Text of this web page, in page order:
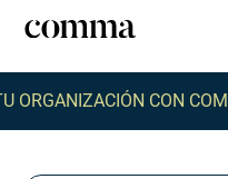
CON COMMA -